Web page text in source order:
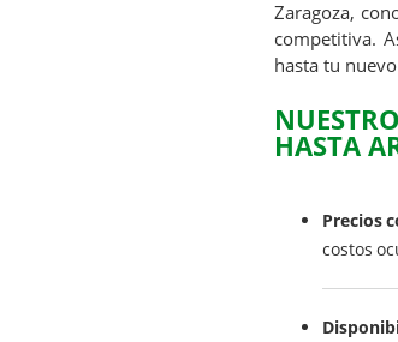
Zaragoza,
competitiva.
hasta tu
HASTA
Precios
costos